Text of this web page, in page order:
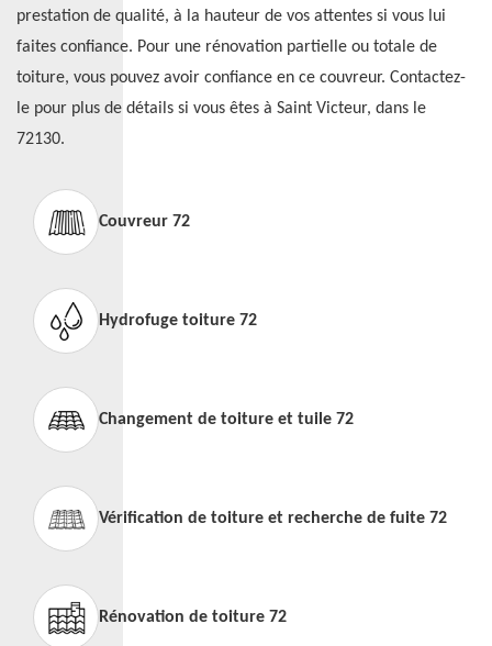
prestation de qualité, à la hauteur de vos attentes si vous lui
faites confiance. Pour une rénovation partielle ou totale de
toiture, vous pouvez avoir confiance en ce couvreur. Contactez-
le pour plus de détails si vous êtes à Saint Victeur, dans le
72130.
Couvreur 72
Hydrofuge toiture 72
Changement de toiture et tuile 72
Vérification de toiture et recherche de fuite 72
Rénovation de toiture 72